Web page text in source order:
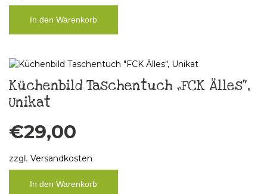
In den Warenkorb
Küchenbild Taschentuch „FCK Älles“,
Unikat
€29,00
zzgl. Versandkosten
In den Warenkorb